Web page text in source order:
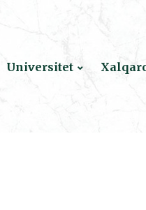
Universitet